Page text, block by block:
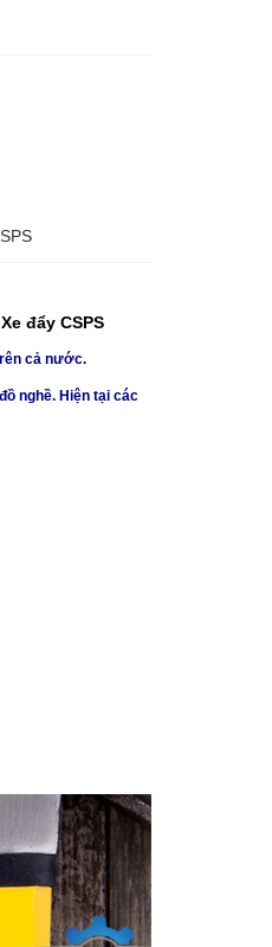
đẩy CSPS
cả nước.
nghề. Hiện tại các